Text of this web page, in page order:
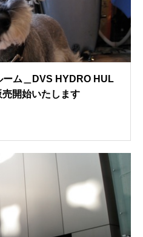
ーム＿DVS HYDRO HUL
売開始いたします